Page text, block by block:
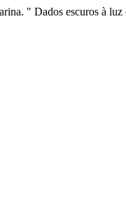
" Dados escuros à